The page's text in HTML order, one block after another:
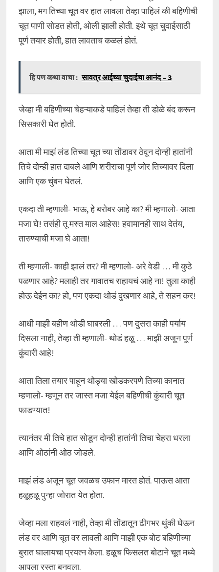
झाला, मग तिच्या चूत वर हात लावला तेव्हा पाहिलं की बहिणीची
चूत पाणी सोडत होती, ओली झाली होती. इथे चूत चुदाईसाठी
पूर्ण तयार होती, हात लावताच कळलं होतं.
हि पण कथा वाचा : सावत्र आईच्या चुदाईचा आनंद – 3
जेव्हा मी बहिणीच्या चेहऱ्याकडे पाहिलं तेव्हा ती डोळे बंद करून
सिसकारी घेत होती.
आता मी माझं लंड तिच्या चूत च्या तोंडावर ठेवून दोन्ही हातांनी
तिचे दोन्ही हात दाबले आणि शरीराचा पूर्ण जोर तिच्यावर दिला
आणि एक चुंबन घेतलं.
एकदा ती म्हणाली- भाऊ, हे बरोबर आहे का? मी म्हणालो- आता
मजा घे! तसंही तू मस्त माल आहेस! हवामानही साथ देतंय,
तारुण्याची मजा घे आता!
ती म्हणाली- काही झालं तर? मी म्हणालो- अरे वेडी … मी कुठे
पळणार आहे? मलाही तर गावातच राहायचं आहे ना! तुला काही
होऊ देईन का? हो, पण एकदा थोडं दुखणार आहे, ते सहन कर!
आधी माझी बहीण थोडी घाबरली … पण दुसरा काही पर्याय
दिसला नाही, तेव्हा ती म्हणाली- थोडं हळू … माझी अजून पूर्ण
कुंवारी आहे!
आता तिला तयार पाहून थोड्या खोडकरपणे तिच्या कानात
म्हणालो- म्हणून तर जास्त मजा येईल बहिणीची कुंवारी चूत
फाडण्यात!
त्यानंतर मी तिचे हात सोडून दोन्ही हातांनी तिचा चेहरा धरला
आणि ओठांनी ओठ जोडले.
माझं लंड अजून चूत जवळच उफान मारत होतं. पाऊस आता
हळूहळू पुन्हा जोरात येत होता.
जेव्हा मला राहवलं नाही, तेव्हा मी तोंडातून ढीगभर थुंकी घेऊन
लंड वर आणि चूत वर लावली आणि माझी एक बोट बहिणीच्या
बुरात घालायचा प्रयत्न केला. हळूच फिसलत बोटाने चूत मध्ये
आपला रस्ता बनवला.